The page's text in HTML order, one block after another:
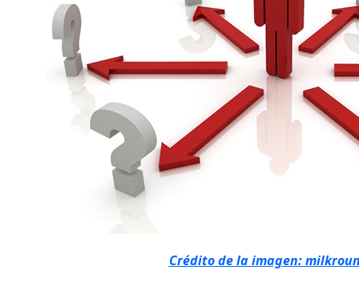
Crédito de la imagen: